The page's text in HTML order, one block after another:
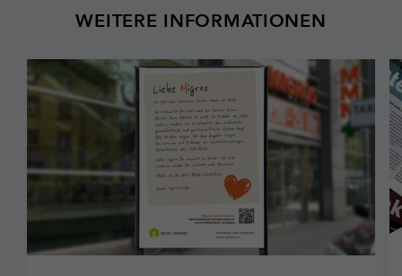
WEITERE INFORMATIONEN
Mehr
erfahren